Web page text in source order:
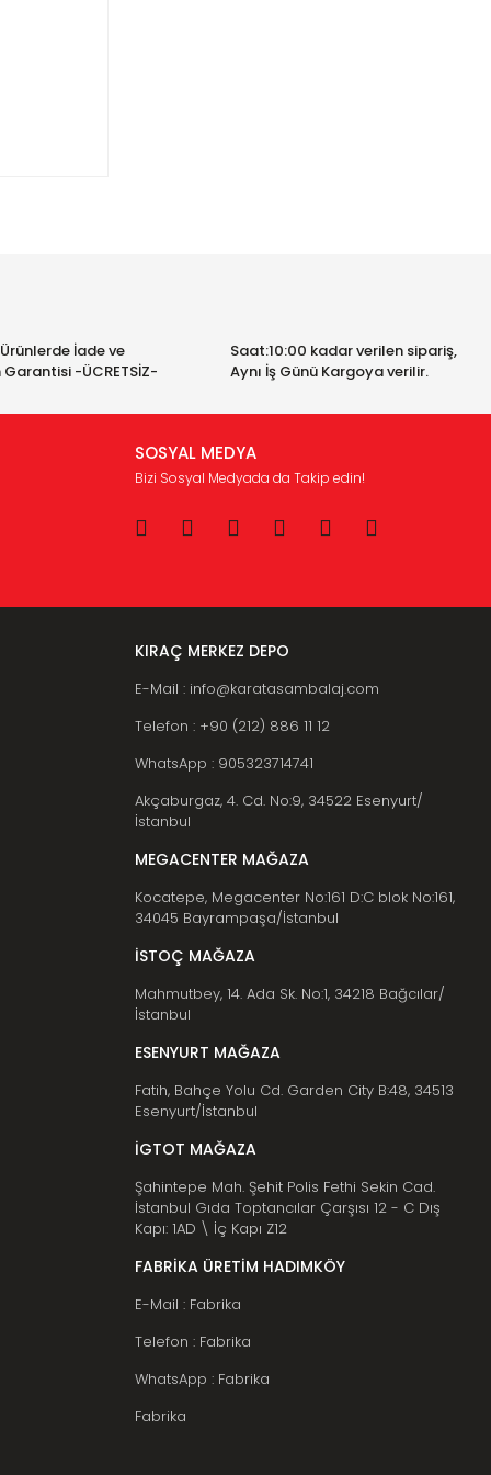
İade ve
-ÜCRETSİZ-
Saat:10:00 kadar verilen sipariş,
Aynı İş Günü Kargoya verilir.
SOSYAL MEDYA
Bizi Sosyal Medyada da Takip edin!
KIRAÇ MERKEZ DEPO
E-Mail : info@karatasambalaj.com
Telefon : +90 (212) 886 11 12
WhatsApp : 905323714741
Akçaburgaz, 4. Cd. No:9, 34522 Esenyurt/
İstanbul
MEGACENTER MAĞAZA
Kocatepe, Megacenter No:161 D:C blok No:161,
34045 Bayrampaşa/İstanbul
İSTOÇ MAĞAZA
Mahmutbey, 14. Ada Sk. No:1, 34218 Bağcılar/
İstanbul
ESENYURT MAĞAZA
Fatih, Bahçe Yolu Cd. Garden City B:48, 34513
Esenyurt/İstanbul
İGTOT MAĞAZA
Şahintepe Mah. Şehit Polis Fethi Sekin Cad.
İstanbul Gıda Toptancılar Çarşısı 12 - C Dış
Kapı: 1AD \ İç Kapı Z12
FABRİKA ÜRETİM HADIMKÖY
E-Mail : Fabrika
Telefon : Fabrika
WhatsApp : Fabrika
Fabrika